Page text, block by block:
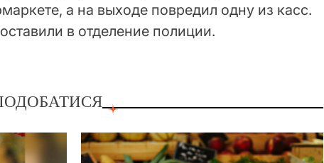
а на выходе повредил одну из касс.
в отделение полиции.